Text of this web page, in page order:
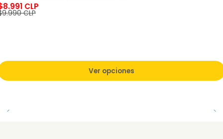
CLP
CLP
Ver opciones